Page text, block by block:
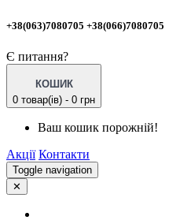
+38(063)7080705 +38(066)7080705
Є питання?
КОШИК
0 товар(ів) - 0 грн
Ваш кошик порожній!
Акції Контакти
Toggle navigation
✕